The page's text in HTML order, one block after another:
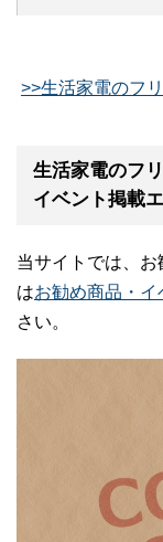
>>生活家電のフ
生活家電のフ
イベント掲載
当サイトでは、
はお勧め商品・
さい。